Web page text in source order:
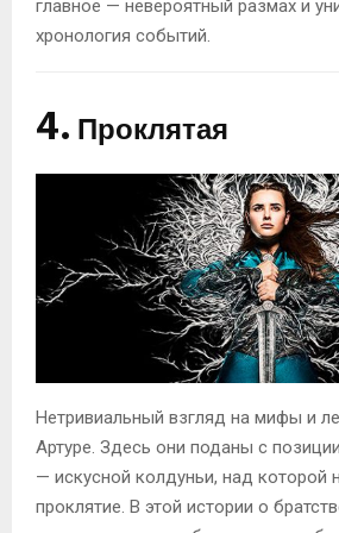
главное — невероятный размах и
хронология событий.
4. Проклятая
Нетривиальный взгляд на мифы и
Артуре. Здесь они поданы с
— искусной колдуньи, над которой
проклятие. В этой истории о